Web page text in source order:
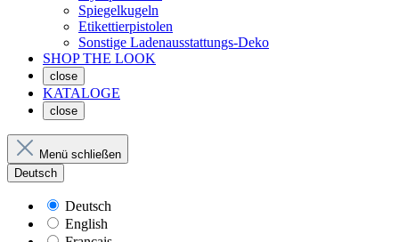
Spiegelkugeln
Etikettierpistolen
Sonstige Ladenausstattungs-Deko
SHOP THE LOOK
close
KATALOGE
close
Menü schließen
Deutsch
Deutsch
English